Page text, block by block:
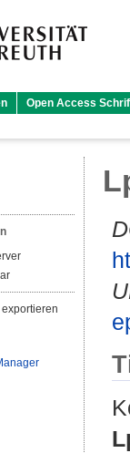
Open Access